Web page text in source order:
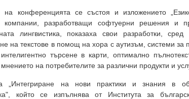
конференцията се състоя и изложението
компании, разработващи софтуерни решения и
лингвистика, показаха свои разработки,
на текстове в помощ на хора с аутизъм, системи
интелигентно търсене в карти, оптимално
на потребителите за различни продукти и
„Интегриране на нови практики и знания в
който се изпълнява от Института за